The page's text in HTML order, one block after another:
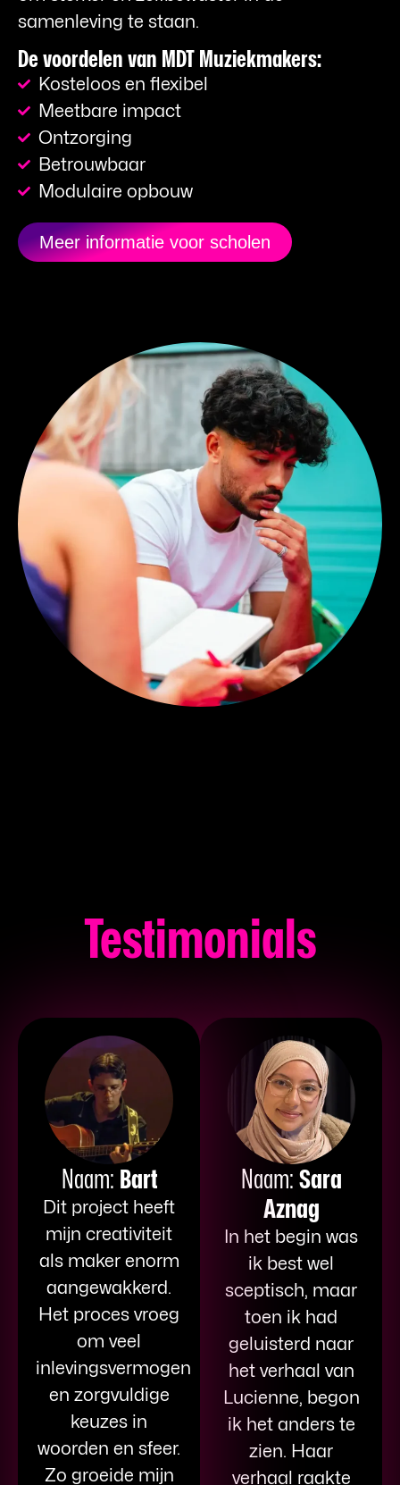
samenleving te staan.
De voordelen van MDT Muziekmakers:
Kosteloos en flexibel
Meetbare impact
Ontzorging
Betrouwbaar
Modulaire opbouw
Meer informatie voor scholen
Testimonials
Naam: Bart
Dit project heeft
mijn creativiteit
als maker enorm
aangewakkerd.
Het proces vroeg
om veel
inlevingsvermogen
en zorgvuldige
keuzes in
woorden en sfeer.
Zo groeide mijn
Naam:Sara
Aznag
In het begin was
ik best wel
sceptisch, maar
toen ik had
geluisterd naar
het verhaal van
Lucienne, begon
ik het anders te
zien. Haar
verhaal raakte